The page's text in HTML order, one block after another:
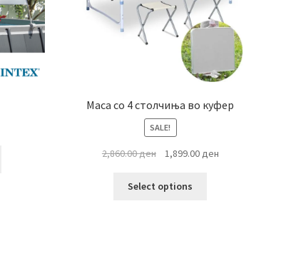
Маса со 4 столчиња во куфер
SALE!
2,860.00ден
Original
was:
1,899.00денCurrent
Select options